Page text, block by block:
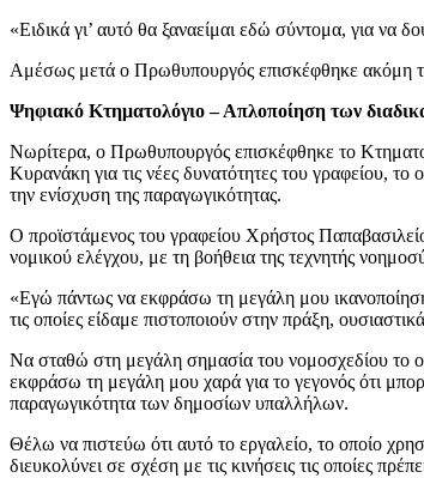
«Ειδικά γι’ αυτό θα ξαναείμαι εδώ σύντομα, για να
Αμέσως μετά ο Πρωθυπουργός επισκέφθηκε ακόμη
Ψηφιακό Κτηματολόγιο – Απλοποίηση των
Νωρίτερα, ο Πρωθυπουργός επισκέφθηκε το
Κυρανάκη για τις νέες δυνατότητες του γραφείου,
την ενίσχυση της παραγωγικότητας.
Ο προϊστάμενος του γραφείου Χρήστος
νομικού ελέγχου, με τη βοήθεια της τεχνητής
«Εγώ πάντως να εκφράσω τη μεγάλη μου ικανοποίηση
τις οποίες είδαμε πιστοποιούν στην πράξη,
Να σταθώ στη μεγάλη σημασία του νομοσχεδίου το
εκφράσω τη μεγάλη μου χαρά για το γεγονός ότι
παραγωγικότητα των δημοσίων υπαλλήλων.
Θέλω να πιστεύω ότι αυτό το εργαλείο, το οποίο
διευκολύνει σε σχέση με τις κινήσεις τις οποίες